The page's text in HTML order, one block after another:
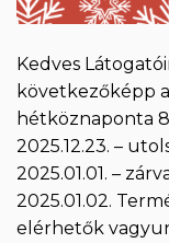
Kedves
következőképp
hétköznaponta
2025.12.23. –
2025.01.01. –
2025.01.02.
elérhetők